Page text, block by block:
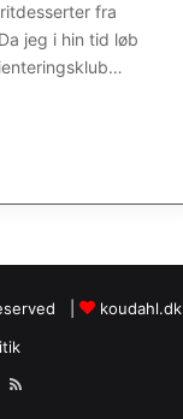
fra
jeg i hin tid løb
|
koudahl.dk